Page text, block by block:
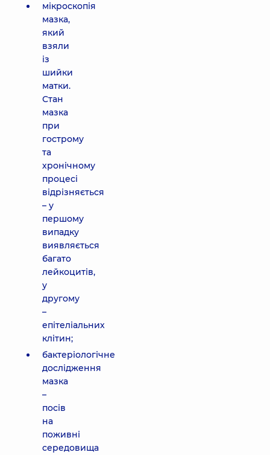
мікроскопія
мазка,
який
взяли
із
шийки
матки.
Стан
мазка
при
гострому
та
хронічному
процесі
відрізняється
– у
першому
випадку
виявляється
багато
лейкоцитів,
у
другому
–
епітеліальних
клітин;
бактеріологічне
дослідження
мазка
–
посів
на
поживні
середовища